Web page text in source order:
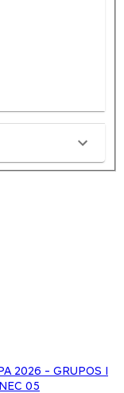
2026 - GRUPOS I
05